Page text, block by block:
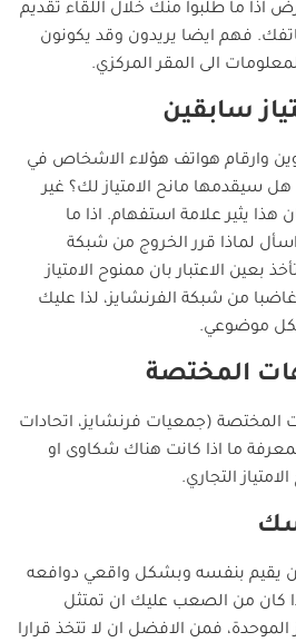
اذا ما طلبوا منك خلال اللقاء تقديم
فهم ايضا يريدون وقد يكونون
الى المقر المركزي.
سابقين
وارقام هواتف هؤلاء الاشخاص في
هل سيقدمها مانح الامتياز لك؟ غير
يثير علامة استفهام. اذا ما
لماذا قرر الخروج من شبكة
بعين الاعتبار بان ممنوح الامتياز
من شبكة الفرنشايز، لذا عليك
موضوعي.
المختصة
(جمعيات فرنشايز، اتحادات
ما اذا كانت هناك شكاوى او
التجاري.
ان يقيم بنفسه وبشكل واقعي دوافعه
كان من الصعب عليك ان تمتثل
فمن الافضل ان لا تتخذ قرارا